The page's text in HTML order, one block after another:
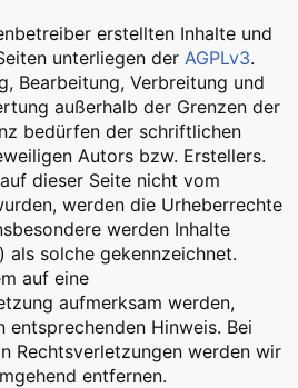
erstellten Inhalte und
unterliegen der AGPLv3.
Bearbeitung, Verbreitung und
außerhalb der Grenzen der
bedürfen der schriftlichen
Autors bzw. Erstellers.
dieser Seite nicht vom
werden die Urheberrechte
werden Inhalte
als solche gekennzeichnet.
auf eine
aufmerksam werden,
entsprechenden Hinweis. Bei
Rechtsverletzungen werden wir
entfernen.